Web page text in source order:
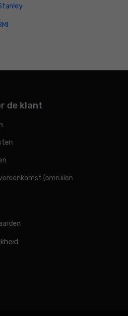
de klant
(omruilen